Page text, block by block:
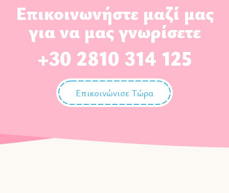
Επικοινωνήστε μαζί μας
για να μας γνωρίσετε
+30 2810 314 125
Επικοινώνισε Τώρα